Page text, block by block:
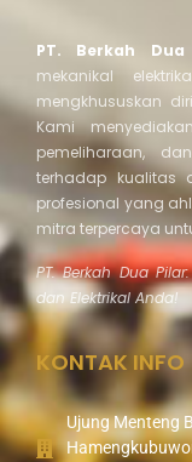
PT. Berkah Dua
mekanikal
mengkhususkan
Kami
pemeliharaan,
terhadap kualitas
profesional yang
mitra terpercaya
PT. Berkah Dua
dan Elektrikal Anda!
KONTAK INFO
Ujung Menteng